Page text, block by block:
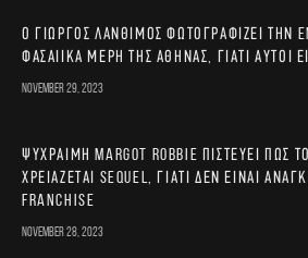
Ο Γιώργος Λάνθιμος φωτογραφίζει την
φασαίικα μέρη της Αθήνας, γιατί αυτοί
November 29, 2023
Ψύχραιμη Margot Robbie πιστεύει πως
χρειάζεται sequel, γιατί δεν είναι
franchise
November 28, 2023